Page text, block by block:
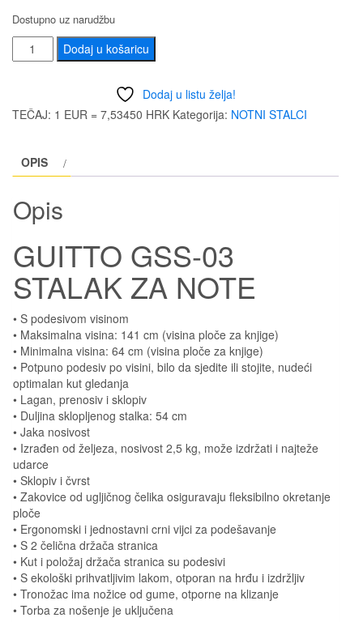
Dostupno uz narudžbu
GUITTO
GSS-
STALAK
količina
Dodaj u košaricu
Dodaj u listu želja!
TEČAJ: 1 EUR = 7,53450 HRK Kategorija: NOTNI STALCI
OPIS
Opis
GUITTO GSS-03
STALAK ZA NOTE
• S podesivom visinom
• Maksimalna visina: 141 cm (visina ploče za knjige)
• Minimalna visina: 64 cm (visina ploče za knjige)
• Potpuno podesiv po visini, bilo da sjedite ili stojite, nudeći
optimalan kut gledanja
• Lagan, prenosiv i sklopiv
• Duljina sklopljenog stalka: 54 cm
• Jaka nosivost
• Izrađen od željeza, nosivost 2,5 kg, može izdržati i najteže
udarce
• Sklopiv i čvrst
• Zakovice od ugljičnog čelika osiguravaju fleksibilno okretanje
ploče
• Ergonomski i jednostavni crni vijci za podešavanje
• S 2 čelična držača stranica
• Kut i položaj držača stranica su podesivi
• S ekološki prihvatljivim lakom, otporan na hrđu i izdržljiv
• Tronožac ima nožice od gume, otporne na klizanje
• Torba za nošenje je uključena